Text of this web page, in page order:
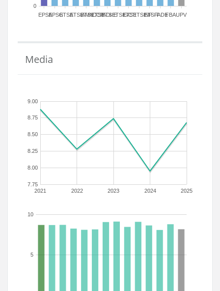
EPSAEPSGETSAETSIAMN
ETSICCP
ETSIADI
ETSIEETSIGCT
ETSIIETSINFETSITFADEFBAUPV
0
Media
2021 2022 2023 2024 2025
7.75
8.00
8.25
8.50
8.75
9.00
5
10